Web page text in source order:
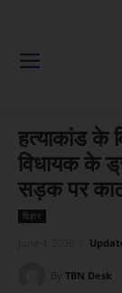
हत्याकांड के
विधायक के
सड़क पर
बिहार
By TBN Desk